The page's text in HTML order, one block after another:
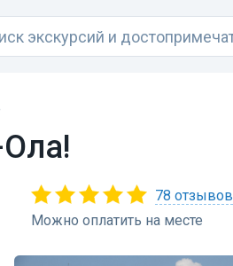
78 отзывов
Можно оплатить на месте